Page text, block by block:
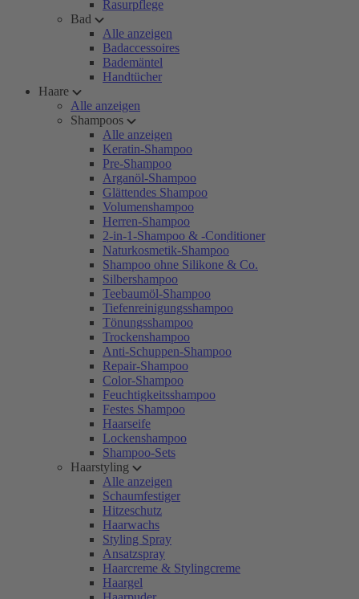
Rasurpflege
Bad
Alle anzeigen
Badaccessoires
Bademäntel
Handtücher
Haare
Alle anzeigen
Shampoos
Alle anzeigen
Keratin-Shampoo
Pre-Shampoo
Arganöl-Shampoo
Glättendes Shampoo
Volumenshampoo
Herren-Shampoo
2-in-1-Shampoo & -Conditioner
Naturkosmetik-Shampoo
Shampoo ohne Silikone & Co.
Silbershampoo
Teebaumöl-Shampoo
Tiefenreinigungsshampoo
Tönungsshampoo
Trockenshampoo
Anti-Schuppen-Shampoo
Repair-Shampoo
Color-Shampoo
Feuchtigkeitsshampoo
Festes Shampoo
Haarseife
Lockenshampoo
Shampoo-Sets
Haarstyling
Alle anzeigen
Schaumfestiger
Hitzeschutz
Haarwachs
Styling Spray
Ansatzspray
Haarcreme & Stylingcreme
Haargel